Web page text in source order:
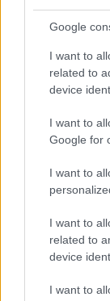
Google
I want to
related to
device
I want to
Google for
I want to
I want to
related to
device
I want to
1-2-3-4-5
Βαθμολογήθηκε
Υλικά: 1 μπάλα
λογαριασμό της
ΤΟ
Υλικά: 1
διασκορπίζονται
«απολωλός